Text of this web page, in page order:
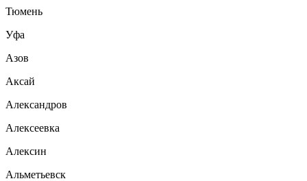
Тюмень
Уфа
Азов
Аксай
Александров
Алексеевка
Алексин
Альметьевск